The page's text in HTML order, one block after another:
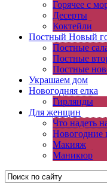
Горячее с
Десерты
Коктейли
Постный Новый
Постные
Постные
Постные
Украшаем дом
Новогодняя елка
Гирлянды
Для женщин
Что надеть
Новогодние
Макияж
Маникюр